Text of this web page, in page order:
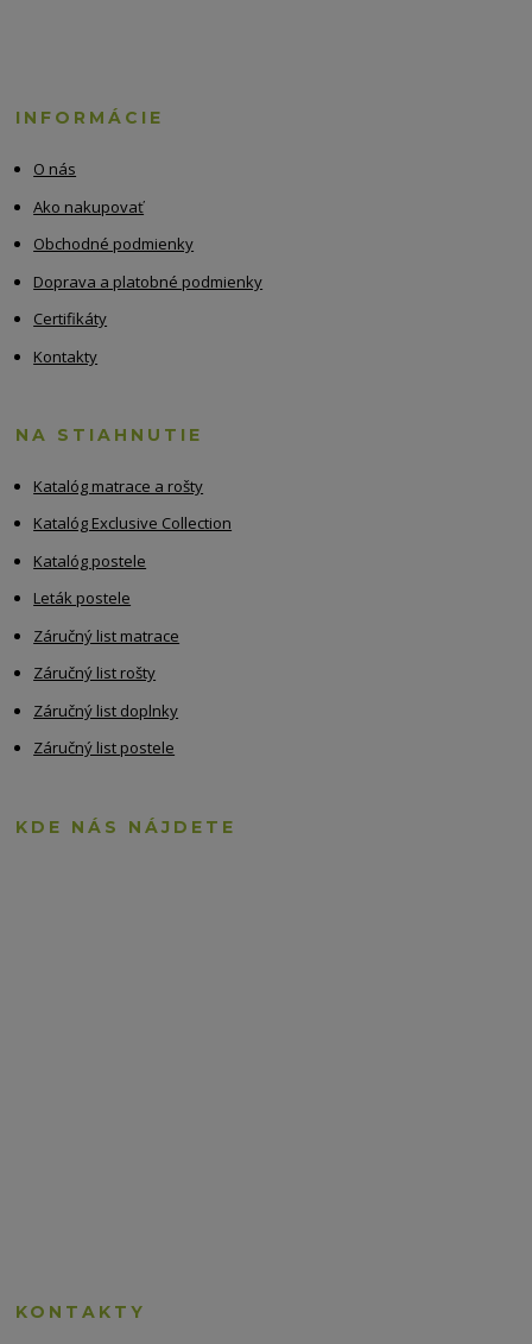
INFORMÁCIE
O nás
Ako nakupovať
Obchodné podmienky
Doprava a platobné podmienky
Certifikáty
Kontakty
NA STIAHNUTIE
Katalóg matrace a rošty
Katalóg Exclusive Collection
Katalóg postele
Leták postele
Záručný list matrace
Záručný list rošty
Záručný list doplnky
Záručný list postele
KDE NÁS NÁJDETE
KONTAKTY